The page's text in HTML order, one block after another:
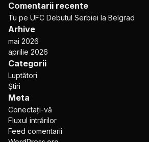
Comentarii recente
Tu pe UFC Debutul Serbiei la Belgrad
Arhive
mai 2026
aprilie 2026
Categorii
Luptători
Știri
Meta
Conectați-vă
Fluxul intrărilor
Feed comentarii